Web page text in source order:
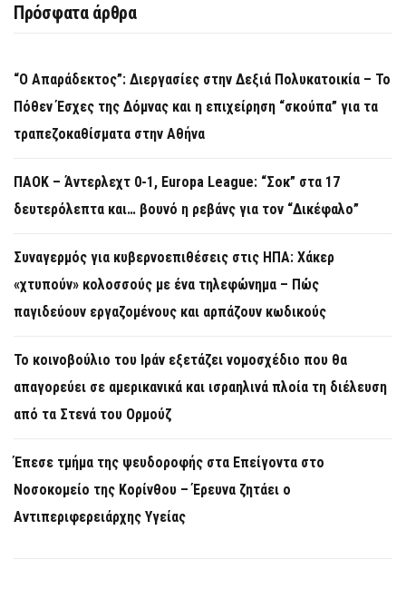
Πρόσφατα άρθρα
“Ο Απαράδεκτος”: Διεργασίες στην Δεξιά Πολυκατοικία – Το
Πόθεν Έσχες της Δόμνας και η επιχείρηση “σκούπα” για τα
τραπεζοκαθίσματα στην Αθήνα
ΠΑΟΚ – Άντερλεχτ 0-1, Europa League: “Σοκ” στα 17
δευτερόλεπτα και… βουνό η ρεβάνς για τον “Δικέφαλο”
Συναγερμός για κυβερνοεπιθέσεις στις ΗΠΑ: Χάκερ
«χτυπούν» κολοσσούς με ένα τηλεφώνημα – Πώς
παγιδεύουν εργαζομένους και αρπάζουν κωδικούς
Το κοινοβούλιο του Ιράν εξετάζει νομοσχέδιο που θα
απαγορεύει σε αμερικανικά και ισραηλινά πλοία τη διέλευση
από τα Στενά του Ορμούζ
Έπεσε τμήμα της ψευδοροφής στα Επείγοντα στο
Νοσοκομείο της Κορίνθου – Έρευνα ζητάει ο
Αντιπεριφερειάρχης Υγείας